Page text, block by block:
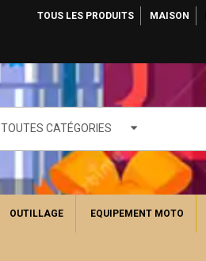
TOUS LES PRODUITS MAISON
TOUTES CATÉGORIES
OUTILLAGE EQUIPEMENT MOTO